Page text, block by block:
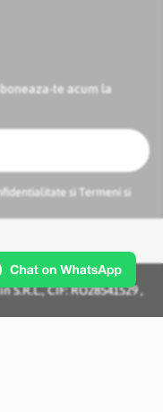
te acum la
si
Termeni si
CIF: RO28541529 ,